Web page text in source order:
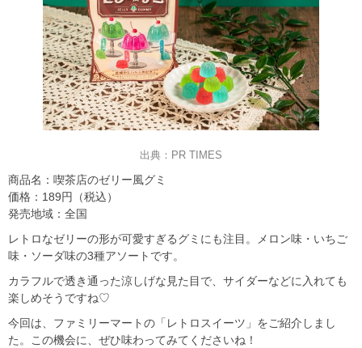
出典：PR TIMES
商品名：喫茶店のゼリー風グミ
価格：189円（税込）
発売地域：全国
レトロなゼリーの形が可愛すぎるグミにも注目。メロン味・いちご
味・ソーダ味の3種アソートです。
カラフルで透き通った涼しげな見た目で、サイダーなどに入れても
楽しめそうですね♡
今回は、ファミリーマートの「レトロスイーツ」をご紹介しまし
た。この機会に、ぜひ味わってみてくださいね！